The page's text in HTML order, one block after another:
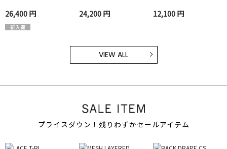
26,400 円 24,200 円 12,100 円
VIEW ALL
プライスダウン！残りわずかセールアイテム